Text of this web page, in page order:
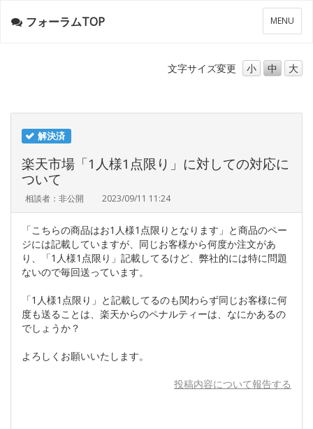
メ
ニ
ー
MENU
フォーラムTOP
文字サイズ変更 小 中 大
解決済
楽天市場「1人様1点限り」に対しての対応に
ついて
相談者：非公開 2023/09/11 11:24
「こちらの商品はお1人様1点限りとなります」と商品のペー
ジには記載していますが、同じお客様から何度か注文があ
り、「1人様1点限り」記載してるけど、弊社的には特に問題
ないので毎回送っています。
「1人様1点限り」と記載してるのも関わらず同じお客様に何
度も送ることは、楽天からのペナルティーは、なにかあるの
でしょうか？
よろしくお願いいたします。
投稿内容について報告する